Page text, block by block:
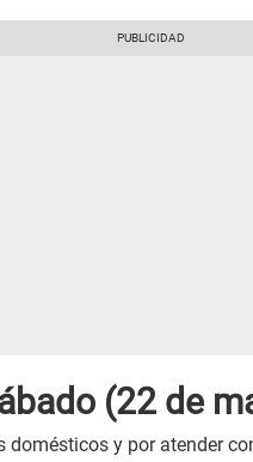
(22 de
domésticos y por atender